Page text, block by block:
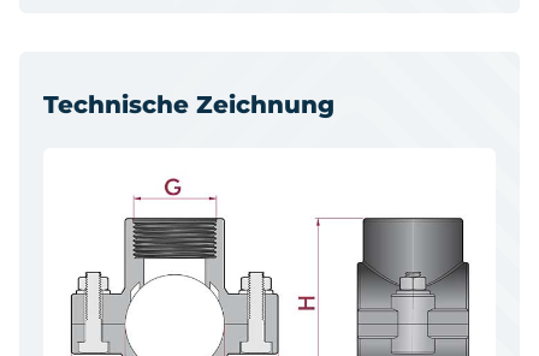
Technische Zeichnung